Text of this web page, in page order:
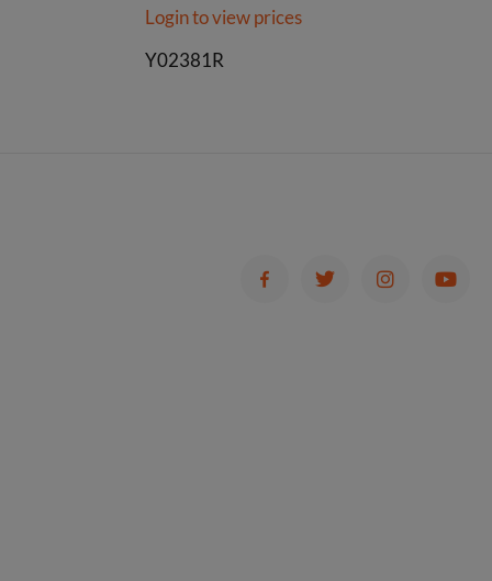
Login to view prices
Y02381R